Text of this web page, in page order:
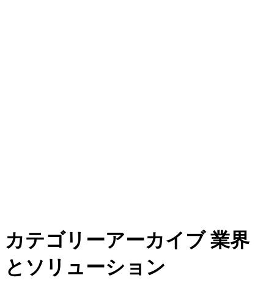
カテゴリーアーカイブ 業界
とソリューション